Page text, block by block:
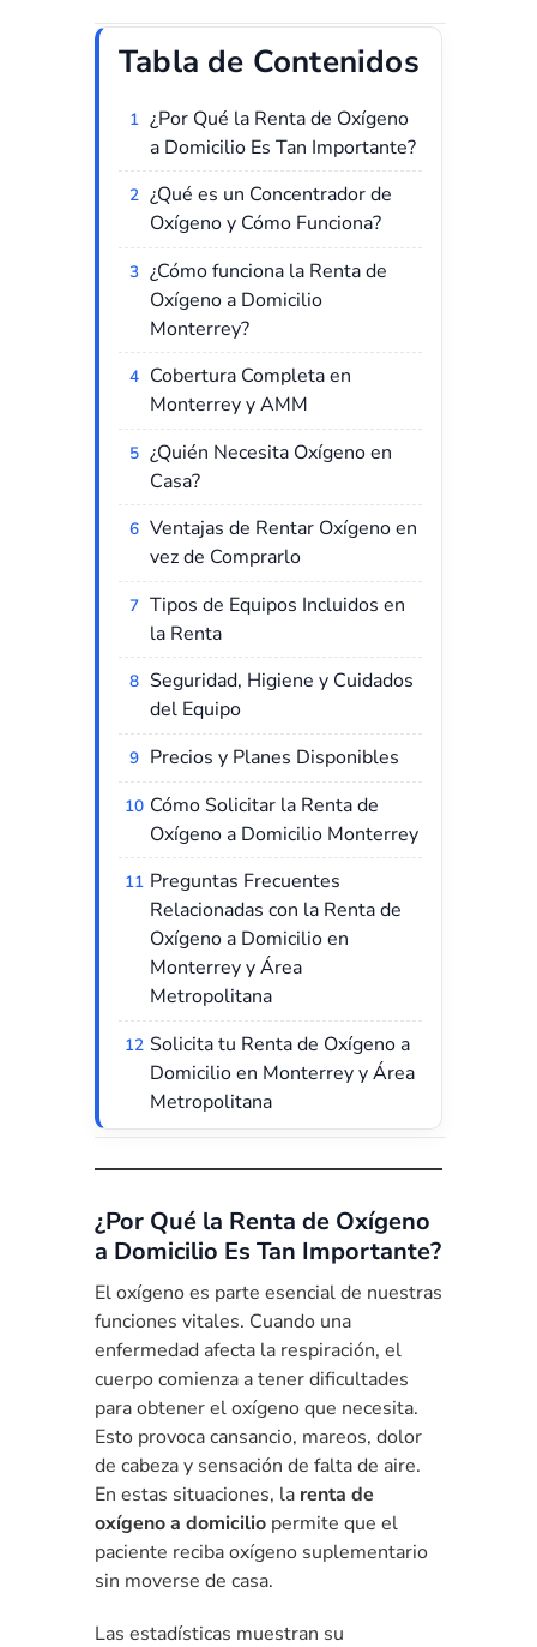
Tabla de Contenidos
¿Por Qué la Renta de Oxígeno
a Domicilio Es Tan Importante?
¿Qué es un Concentrador de
Oxígeno y Cómo Funciona?
¿Cómo funciona la Renta de
Oxígeno a Domicilio
Monterrey?
Cobertura Completa en
Monterrey y AMM
¿Quién Necesita Oxígeno en
Casa?
Ventajas de Rentar Oxígeno en
vez de Comprarlo
Tipos de Equipos Incluidos en
la Renta
Seguridad, Higiene y Cuidados
del Equipo
Precios y Planes Disponibles
Cómo Solicitar la Renta de
Oxígeno a Domicilio Monterrey
Preguntas Frecuentes
Relacionadas con la Renta de
Oxígeno a Domicilio en
Monterrey y Área
Metropolitana
Solicita tu Renta de Oxígeno a
Domicilio en Monterrey y Área
Metropolitana
¿Por Qué la Renta de Oxígeno
a Domicilio Es Tan Importante?
El oxígeno es parte esencial de nuestras
funciones vitales. Cuando una
enfermedad afecta la respiración, el
cuerpo comienza a tener dificultades
para obtener el oxígeno que necesita.
Esto provoca cansancio, mareos, dolor
de cabeza y sensación de falta de aire.
En estas situaciones, la renta de
oxígeno a domicilio permite que el
paciente reciba oxígeno suplementario
sin moverse de casa.
Las estadísticas muestran su